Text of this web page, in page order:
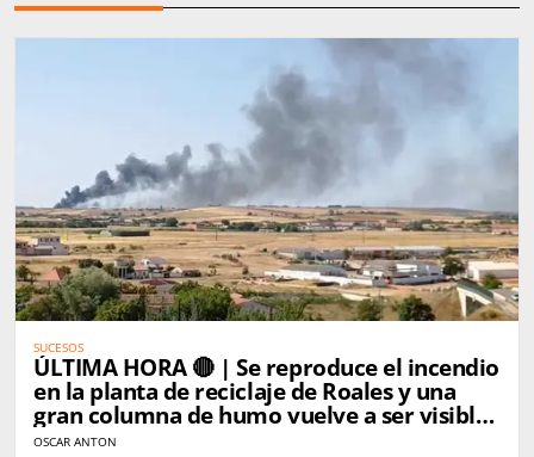
SUCESOS
ÚLTIMA HORA 🔴 | Se reproduce el incendio
en la planta de reciclaje de Roales y una
gran columna de humo vuelve a ser visible
desde Zamora
OSCAR ANTON